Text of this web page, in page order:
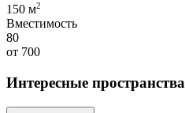
150 м2
Вместимость
80
от 700
Интересные пространства